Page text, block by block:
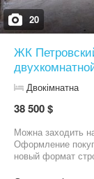
20
ЖК
Двокімнатна
38 500 $
Можна заходить
Оформление
новый формат